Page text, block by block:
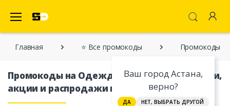
Ваш город Астана,
верно?
ДА НЕТ, ВЫБРАТЬ ДРУГОЙ
Главная ⭐ Все промокоды Промокоды
Промокоды на Одежду: купоны со скидками,
акции и распродажи в Казахстане